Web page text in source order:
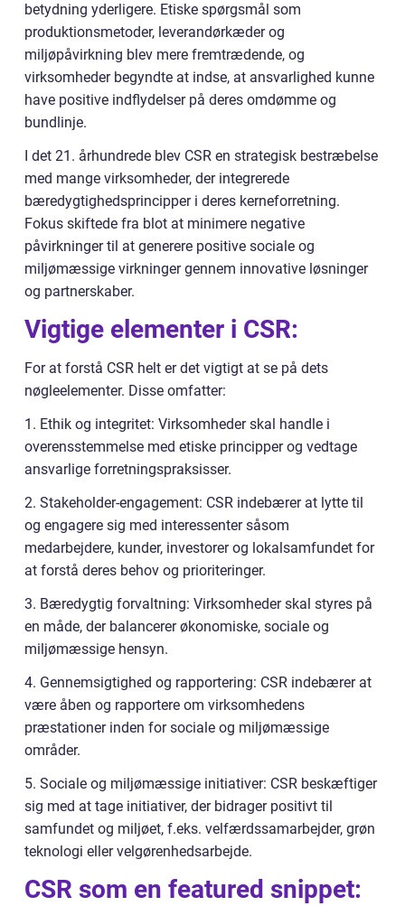
betydning yderligere. Etiske spørgsmål som
produktionsmetoder, leverandørkæder og
miljøpåvirkning blev mere fremtrædende, og
virksomheder begyndte at indse, at ansvarlighed kunne
have positive indflydelser på deres omdømme og
bundlinje.
I det 21. århundrede blev CSR en strategisk bestræbelse
med mange virksomheder, der integrerede
bæredygtighedsprincipper i deres kerneforretning.
Fokus skiftede fra blot at minimere negative
påvirkninger til at generere positive sociale og
miljømæssige virkninger gennem innovative løsninger
og partnerskaber.
Vigtige elementer i CSR:
For at forstå CSR helt er det vigtigt at se på dets
nøgleelementer. Disse omfatter:
1. Ethik og integritet: Virksomheder skal handle i
overensstemmelse med etiske principper og vedtage
ansvarlige forretningspraksisser.
2. Stakeholder-engagement: CSR indebærer at lytte til
og engagere sig med interessenter såsom
medarbejdere, kunder, investorer og lokalsamfundet for
at forstå deres behov og prioriteringer.
3. Bæredygtig forvaltning: Virksomheder skal styres på
en måde, der balancerer økonomiske, sociale og
miljømæssige hensyn.
4. Gennemsigtighed og rapportering: CSR indebærer at
være åben og rapportere om virksomhedens
præstationer inden for sociale og miljømæssige
områder.
5. Sociale og miljømæssige initiativer: CSR beskæftiger
sig med at tage initiativer, der bidrager positivt til
samfundet og miljøet, f.eks. velfærdssamarbejder, grøn
teknologi eller velgørenhedsarbejde.
CSR som en featured snippet: